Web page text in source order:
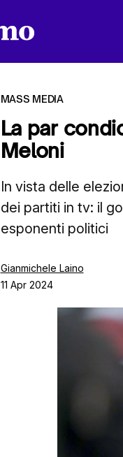
MASS MEDIA
La par
Meloni
In vista delle
dei partiti in tv: il
esponenti politici
Gianmichele Laino
11 Apr 2024